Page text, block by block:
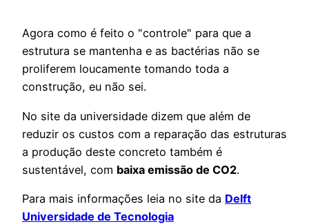
Agora como é feito o "controle" para que a
estrutura se mantenha e as bactérias não se
proliferem loucamente tomando toda a
construção, eu não sei.
No site da universidade dizem que além de
reduzir os custos com a reparação das estruturas
a produção deste concreto também é
sustentável, com baixa emissão de CO2.
Para mais informações leia no site da Delft
Universidade de Tecnologia